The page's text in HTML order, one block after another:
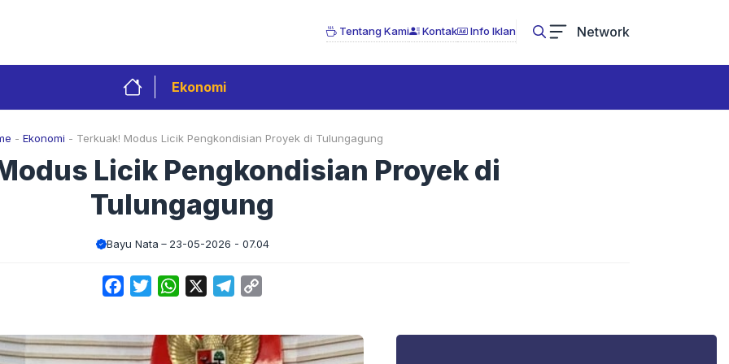
Tentang Kami Kontak Info Iklan Network
Ekonomi
- Ekonomi - Terkuak! Modus Licik Pengkondisian Proyek di Tulungagung
Licik Pengkondisian Proyek di
Tulungagung
Bayu Nata 23-05-2026 - 07.04
FacebookTwitterWhatsApp Telegram